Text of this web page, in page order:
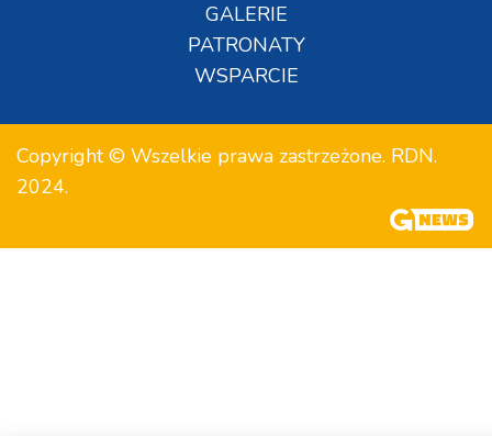
GALERIE
PATRONATY
WSPARCIE
Copyright © Wszelkie prawa zastrzeżone. RDN.
2024.